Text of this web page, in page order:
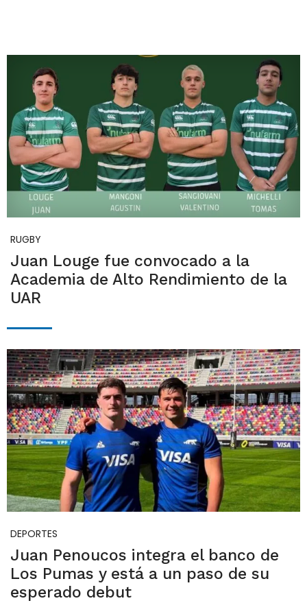
RUGBY
Juan Louge fue convocado a la
Academia de Alto Rendimiento de la
UAR
DEPORTES
Juan Penoucos integra el banco de
Los Pumas y está a un paso de su
esperado debut